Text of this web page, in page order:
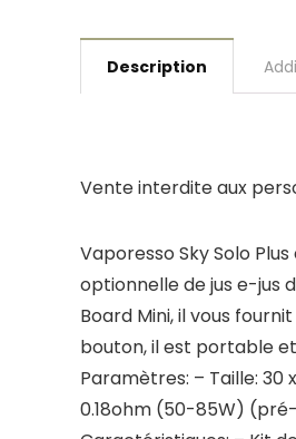
Description
Vente interdite aux
Vaporesso Sky Solo
optionnelle de jus e-jus
Board Mini, il vous
bouton, il est portable
Paramètres: – Taille:
0.18ohm (50-85W)